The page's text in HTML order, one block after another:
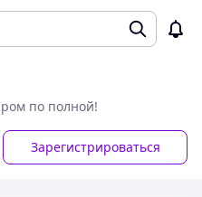
по полной!
Зарегистрироваться